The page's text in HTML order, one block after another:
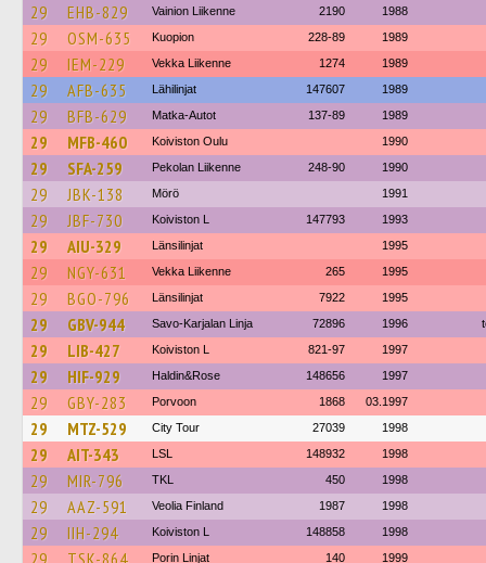
29 EHB-829 Vainion Liikenne 2190 1988
29 OSM-635 Kuopion 228-89 1989
29 IEM-229 Vekka Liikenne 1274 1989
29 AFB-635 Lähilinjat 147607 1989
29 BFB-629 Matka-Autot 137-89 1989
29 MFB-460 Koiviston Oulu 1990
29 SFA-259 Pekolan Liikenne 248-90 1990
29 JBK-138 Mörö 1991
29 JBF-730 Koiviston L 147793 1993
29 AIU-329 Länsilinjat 1995
29 NGY-631 Vekka Liikenne 265 1995
29 BGO-796 Länsilinjat 7922 1995
29 GBV-944 Savo-Karjalan Linja 72896 1996
29 LIB-427 Koiviston L 821-97 1997
29 HIF-929 Haldin&Rose 148656 1997
29 GBY-283 Porvoon 1868 03.1997
29 MTZ-529 City Tour 27039 1998
29 AIT-343 LSL 148932 1998
29 MIR-796 TKL 450 1998
29 AAZ-591 Veolia Finland 1987 1998
29 IIH-294 Koiviston L 148858 1998
29 TSK-864 Porin Linjat 140 1999